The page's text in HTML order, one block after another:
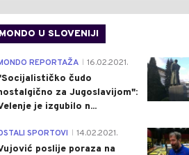
MONDO U SLOVENIJI
REPORTAŽA 16.02.2021.
čudo
za Jugoslavijom":
je izgubilo n...
SPORTOVI 14.02.2021.
poslije poraza na